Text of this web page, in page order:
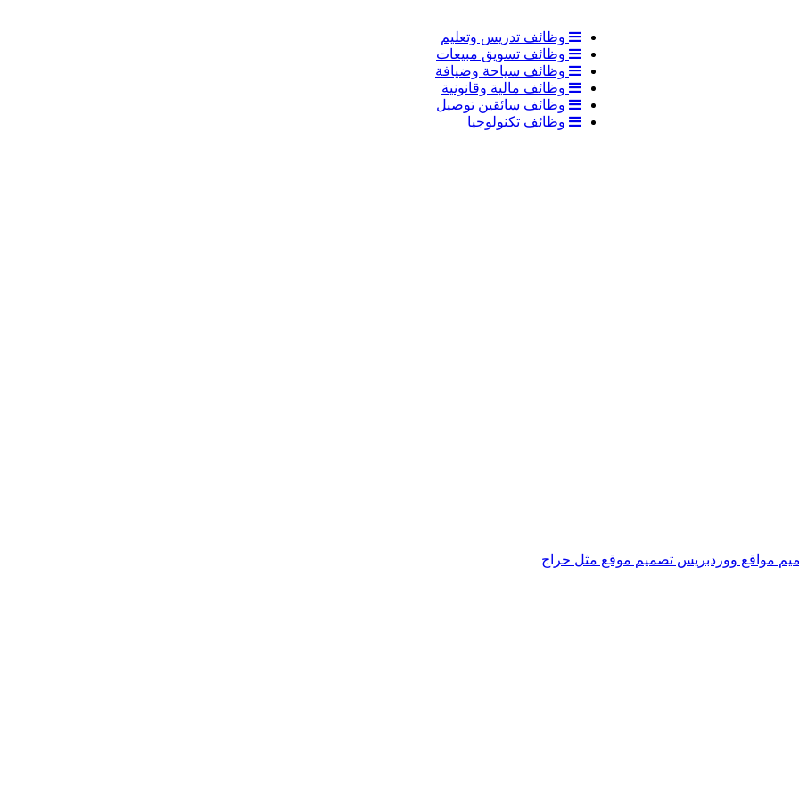
وظائف تدريس وتعليم
وظائف تسويق مبيعات
وظائف سياحة وضيافة
وظائف مالية وقانونية
وظائف سائقين توصيل
وظائف تكنولوجيا
مواقع ووردبريس تصميم موقع مثل حراج